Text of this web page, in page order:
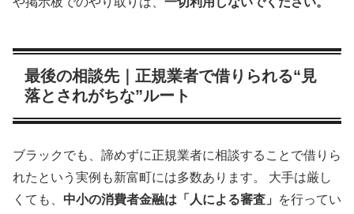
最後の相談先｜正規業者で借りられる“見
落とされがちな”ルート
ブラックでも、諦めずに正規業者に相談することで借りら
れたという実例も新富町には多数あります。 大手は厳し
くても、 中小の消費者金融は「人による審査」
を行ってい